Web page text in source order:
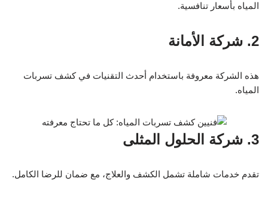
المياه بأسعار تنافسية.
2. شركة الأمانة
هذه الشركة معروفة باستخدام أحدث التقنيات في كشف تسربات
المياه.
3. شركة الحلول المثلى
تقدم خدمات شاملة تشمل الكشف والعلاج، مع ضمان للرضا الكامل.